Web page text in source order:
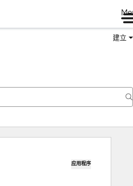
建立
应用程序